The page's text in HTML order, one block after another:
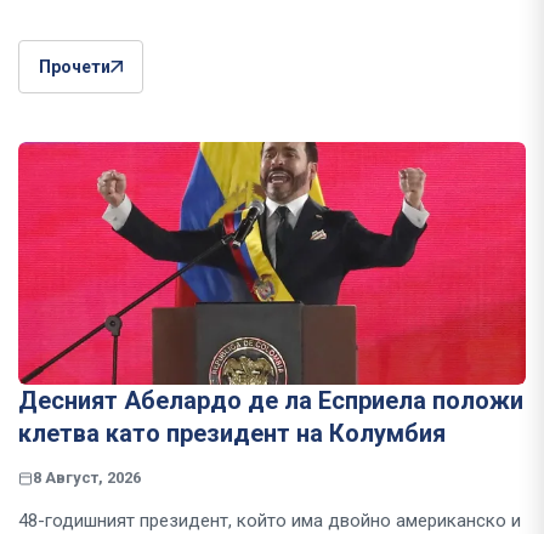
Прочети
Десният Абелардо де ла Есприела положи
клетва като президент на Колумбия
8 Август, 2026
48-годишният президент, който има двойно американско и